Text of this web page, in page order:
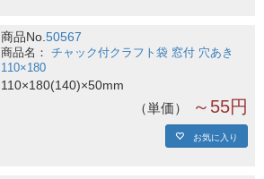
商品No.50567
チャック付クラフト袋 窓付 穴あき
110×180
110×180(140)×50mm
単価 ～55円
お気に入り